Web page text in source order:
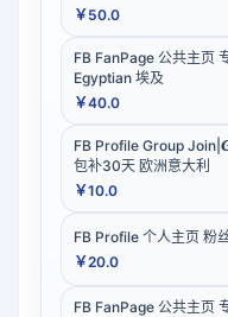
￥50.0
FB FanPage 公共主页
Egyptian 埃及
￥40.0
FB Profile Group
包补30天 欧洲意大利
￥10.0
FB Profile 个人主页 粉
￥20.0
FB FanPage 公共主页